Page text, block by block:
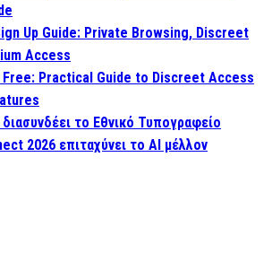
Up Guide: Private Browsing, Discreet
Access
Free: Practical Guide to Discreet Access
το Εθνικό Τυπογραφείο
2026 επιταχύνει το AI μέλλον